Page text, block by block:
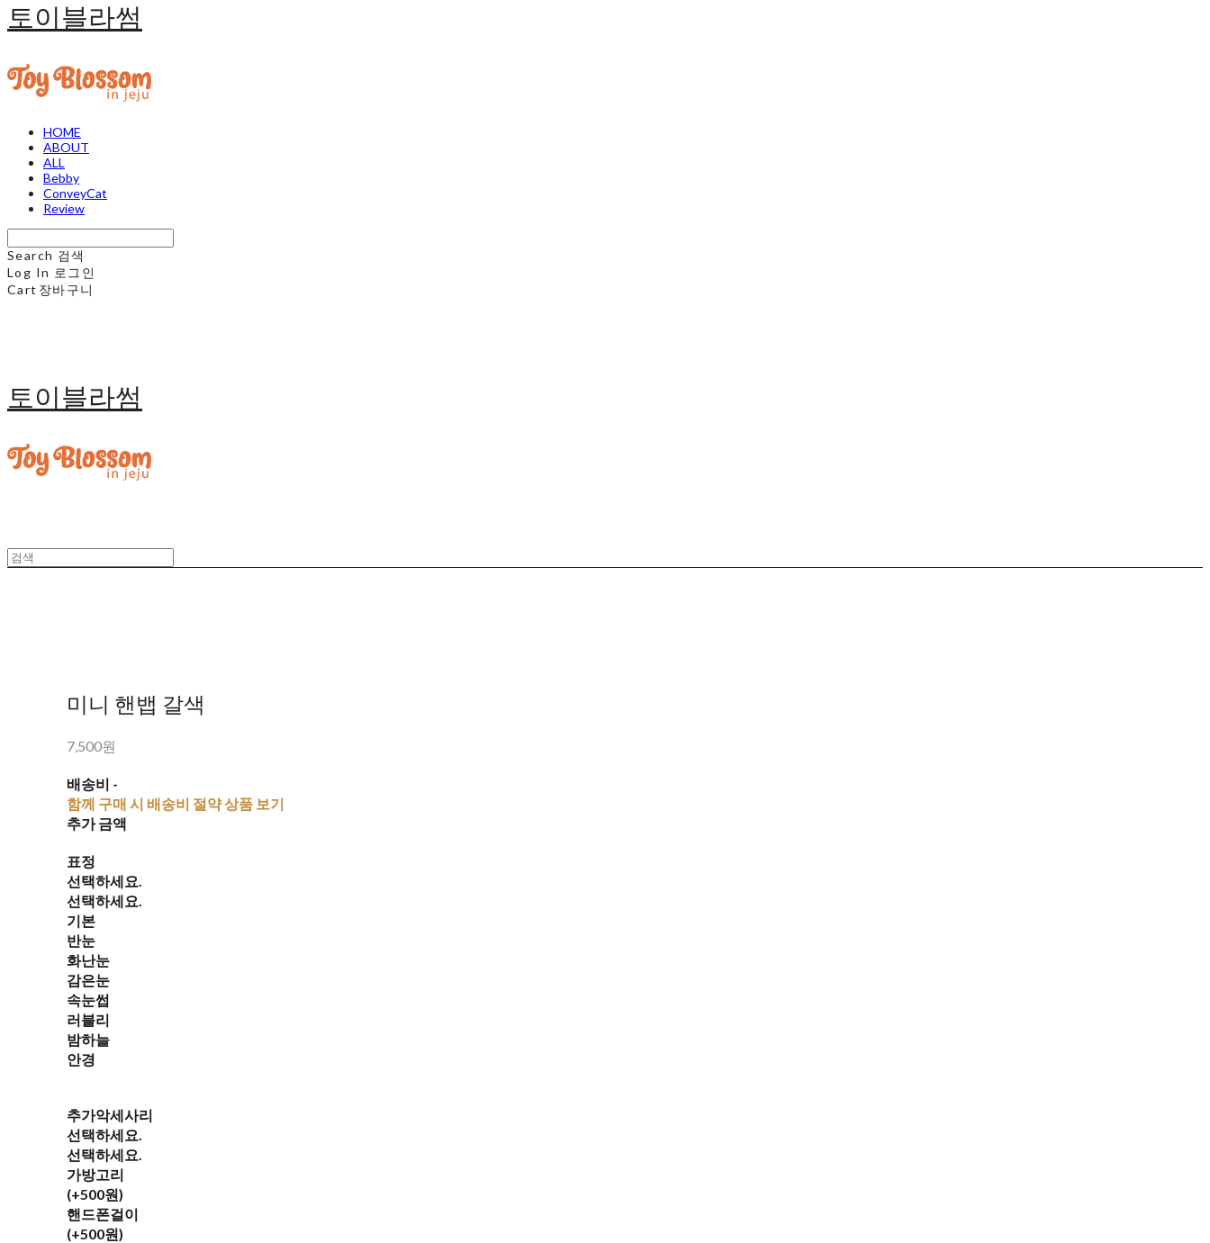
토이블라썸
HOME
ABOUT
ALL
Bebby
ConveyCat
Review
Search 검색
Log In 로그인
Cart 장바구니
토이블라썸
미니 핸뱁 갈색
7,500원
배송비 -
함께 구매 시 배송비 절약 상품 보기
추가 금액
표정
선택하세요.
선택하세요.
기본
반눈
화난눈
감은눈
속눈썹
러블리
밤하늘
안경
추가악세사리
선택하세요.
선택하세요.
가방고리
(+500원)
핸드폰걸이
(+500원)